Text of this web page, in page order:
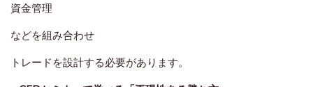
資金管理
などを組み合わせ
トレードを設計する必要があります。